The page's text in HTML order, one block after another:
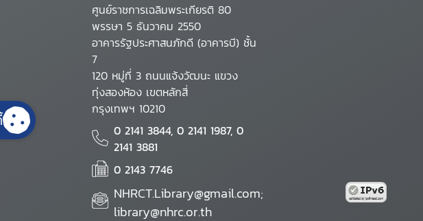
ศูนย์ราชการเฉลิมพระเกียรติ 80
พรรษา 5 ธันวาคม 2550
อาคารรัฐประศาสนภักดี (อาคารบี) ชั้น
7
120 หมู่ที่ 3 ถนนแจ้งวัฒนะ แขวง
ทุ่งสองห้อง เขตหลักสี่
กรุงเทพฯ 10210
0 2141 3844, 0 2141 1987, 0
2141 3881
0 2143 7746
NHRCT.Library@gmail.com;
library@nhrc.or.th